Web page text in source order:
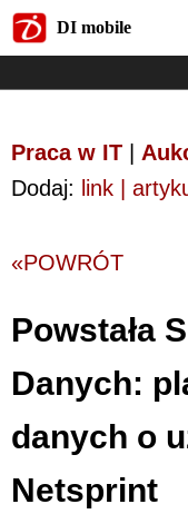
DI mobile
Praca w IT
Dodaj: link |
«POWRÓT
Powstała
Danych:
danych o
Netsprint
DI mobile